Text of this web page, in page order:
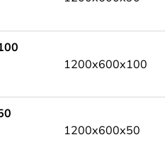
1200x600x100
1200x600x50